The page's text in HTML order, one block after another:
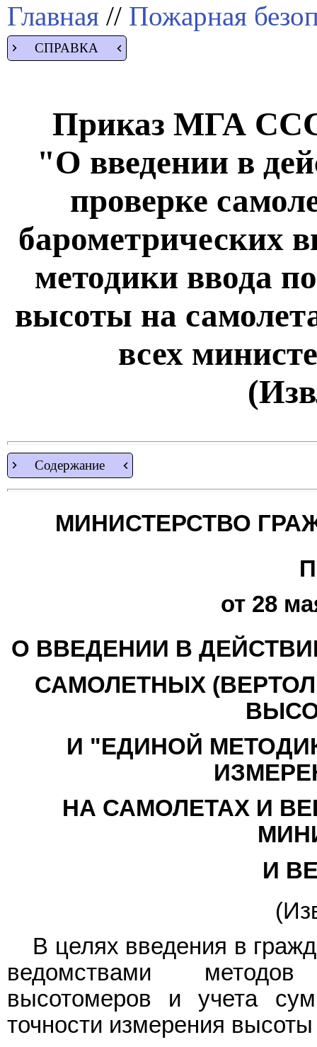
Главная // Пожарная
СПРАВКА
Приказ МГА
"О введении в
проверке
барометрических
методики ввода
высоты на
всех
Содержание
МИНИСТЕРСТВО
от 28
О ВВЕДЕНИИ В
САМОЛЕТНЫХ
И "ЕДИНОЙ
НА САМОЛЕТАХ И
И
В целях введения в
ведомствами методов
высотомеров и учета
точности измерения